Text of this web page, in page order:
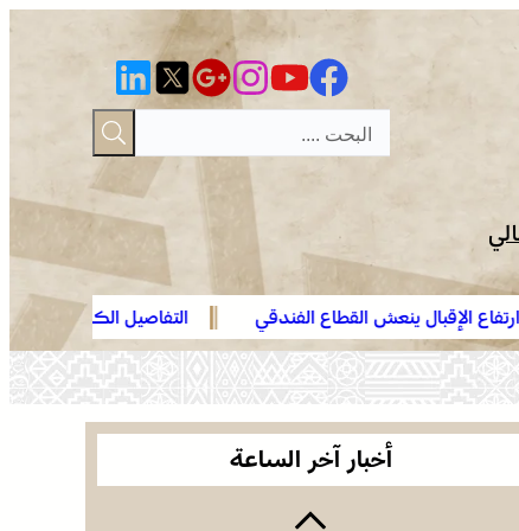
ينعش القطاع الفندقي
التفاصيل الكاملة لاقتحام ولي
الهدهد !
أخبار آخر الساعة
على جثة مقطعة الأطراف داخل عشة بمنطقة
منابع بوزملان والتحقيقات متواصلة لكشف ملابسات
الجريمة
“الأنتربول” للاشتباه في ارتباطه بشبكة إجرامية عابرة
في صيف سياحي استثنائي .. ارتفاع الإقبال ينعش